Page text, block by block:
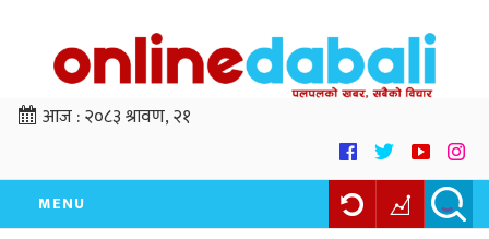
आज :२०८३ श्रावण, २१
MENU